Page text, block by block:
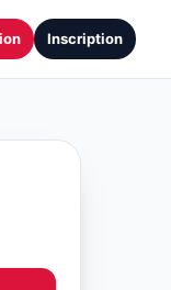
Inscription